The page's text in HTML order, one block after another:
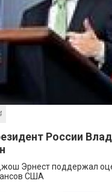
России
Эрнест поддержал
США